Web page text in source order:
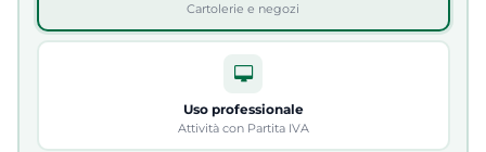
Cartolerie e negozi
Uso professionale
Attività con Partita IVA